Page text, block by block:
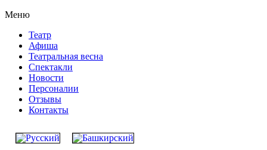
Меню
Театр
Афиша
Театральная весна
Спектакли
Новости
Персоналии
Отзывы
Контакты